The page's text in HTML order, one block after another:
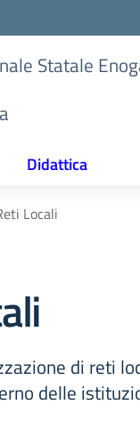
Statale
Didattica
Locali
di reti
delle